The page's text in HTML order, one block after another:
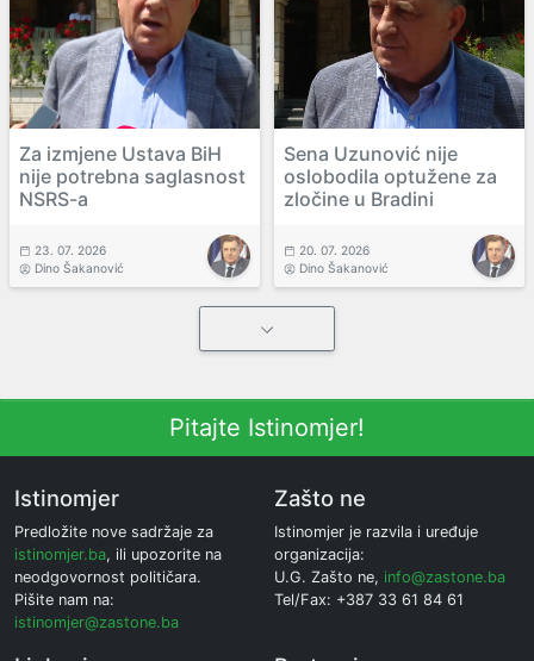
Za izmjene Ustava BiH
nije potrebna saglasnost
NSRS-a
23. 07. 2026
Dino Šakanović
Sena Uzunović nije
oslobodila optužene za
zločine u Bradini
20. 07. 2026
Dino Šakanović
Pitajte Istinomjer!
Istinomjer
Predložite nove sadržaje za
istinomjer.ba, ili upozorite na
neodgovornost političara.
Pišite nam na:
istinomjer@zastone.ba
Zašto ne
Istinomjer je razvila i uređuje
organizacija:
U.G. Zašto ne, info@zastone.ba
Tel/Fax: +387 33 61 84 61